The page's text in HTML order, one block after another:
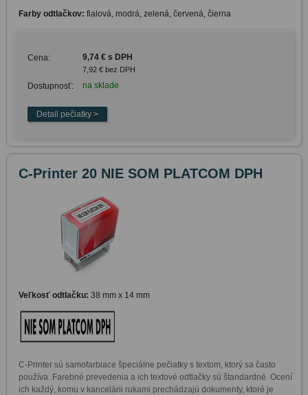
Farby odtlačkov: fialová, modrá, zelená, červená, čierna
Cena: 9,74 € s DPH
7,92 € bez DPH
Dostupnosť: na sklade
C-Printer 20 NIE SOM PLATCOM DPH
Veľkosť odtlačku: 38 mm x 14 mm
C-Printer sú samofarbiace špeciálne pečiatky s textom, ktorý sa často
používa. Farebné prevedenia a ich textové odtlačky sú štandardné. Ocení
ich každý, komu v kancelárii rukami prechádzajú dokumenty, ktoré je